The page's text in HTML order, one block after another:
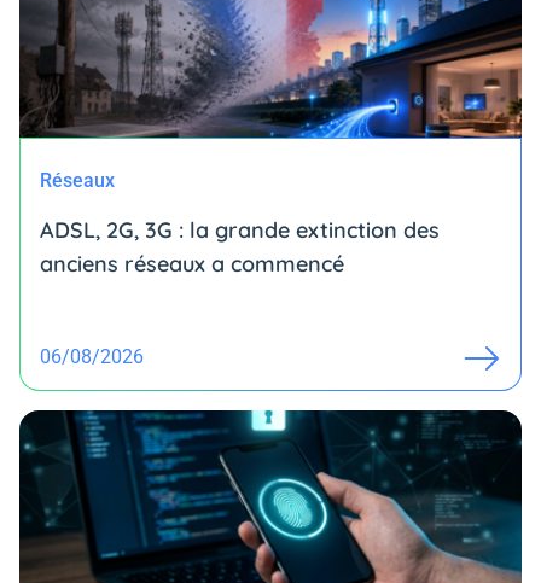
Réseaux
ADSL, 2G, 3G : la grande extinction des
anciens réseaux a commencé
06/08/2026